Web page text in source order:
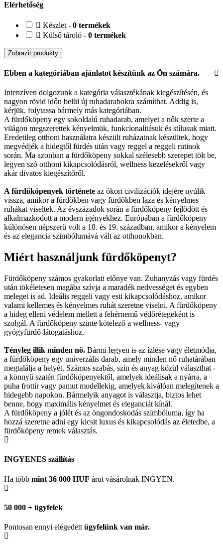
Elérhetőség
Készlet - 0 termékek
Külső tároló - 0 termékek
Zobrazit produkty
Ebben a kategóriában ajánlatot készítünk az Ön számára.
Intenzíven dolgozunk a kategória választékának kiegészítésén, és
nagyon rövid időn belül új ruhadarabokra számíthat. Addig is,
kérjük, folytassa bármely más kategóriában.
A fürdőköpeny egy sokoldalú ruhadarab, amelyet a nők szerte a
világon megszerettek kényelmük, funkcionalitásuk és stílusuk miatt.
Eredetileg otthoni használatra készült ruházatnak készültek, hogy
megvédjék a hidegtől fürdés után vagy reggel a reggeli rutinok
során. Ma azonban a fürdőköpeny sokkal szélesebb szerepet tölt be,
legyen szó otthoni kikapcsolódásról, wellness kezelésekről vagy
akár divatos kiegészítőről.
A fürdőköpenyek története az ókori civilizációk idejére nyúlik
vissza, amikor a fürdőkben vagy fürdőkben laza és kényelmes
ruhákat viseltek. Az évszázadok során a fürdőköpeny fejlődött és
alkalmazkodott a modern igényekhez. Európában a fürdőköpeny
különösen népszerű volt a 18. és 19. században, amikor a kényelem
és az elegancia szimbólumává vált az otthonokban.
Miért használjunk fürdőköpenyt?
Fürdőköpeny számos gyakorlati előnye van. Zuhanyzás vagy fürdés
után tökéletesen magába szívja a maradék nedvességet és egyben
meleget is ad. Ideális reggeli vagy esti kikapcsolódáshoz, amikor
valami kellemes és kényelmes ruhát szeretne viselni. A fürdőköpeny
a hideg elleni védelem mellett a fehérnemű védőrétegeként is
szolgál. A fürdőköpeny szinte kötelező a wellness- vagy
gyógyfürdő-látogatáshoz.
Tényleg illik minden nő. Bármi legyen is az ízlése vagy életmódja,
a fürdőköpeny egy univerzális darab, amely minden nő ruhatárában
megtalálja a helyét. Számos szabás, szín és anyag közül választhat -
a könnyű szatén fürdőköpenyektől, amelyek ideálisak a nyárra, a
puha frottír vagy pamut modellekig, amelyek kiválóan melegítenek a
hidegebb napokon. Bármelyik anyagot is választja, biztos lehet
benne, hogy maximális kényelmet és eleganciát kínál.
A fürdőköpeny a jólét és az öngondoskodás szimbóluma, így ha
hozzá szeretne adni egy kicsit luxus és kikapcsolódás az életedbe, a
fürdőköpeny remek választás.
INGYENES szállítás
Ha több mint 36 000 HUF árut vásárolnak INGYEN.
50 000 + ügyfelek
Pontosan ennyi elégedett ügyfelünk van már.